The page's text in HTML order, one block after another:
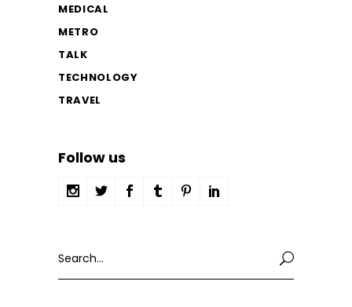
MEDICAL
METRO
TALK
TECHNOLOGY
TRAVEL
Follow us
for: